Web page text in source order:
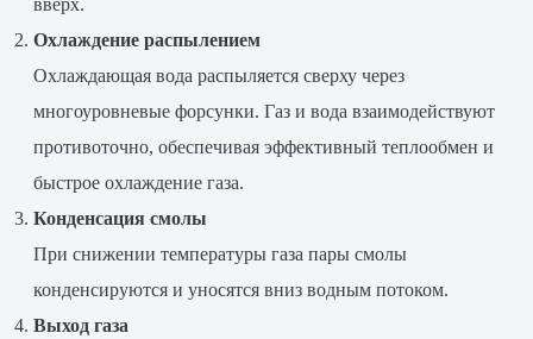
вверх.
Охлаждение распылением
Охлаждающая вода распыляется сверху через
многоуровневые форсунки. Газ и вода взаимодействуют
противоточно, обеспечивая эффективный теплообмен и
быстрое охлаждение газа.
Конденсация смолы
При снижении температуры газа пары смолы
конденсируются и уносятся вниз водным потоком.
Выход газа